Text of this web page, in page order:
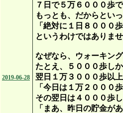
2019-06-28
７日で５万６０００歩
もっとも、だからとい
「絶対に１日８０００
というわけではありま
なぜなら、ウォーキン
たとえ、５０００歩し
翌日１万３０００歩以
「今日は１万２０００
その翌日は４０００歩
「まあ、昨日の貯金が